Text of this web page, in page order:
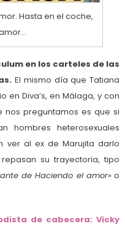
Hasta en el coche,
en los carteles de las
El mismo día que Tatiana
en Diva’s, en Málaga, y con
nos preguntamos es que si
hombres heterosexuales
ver al ex de Marujita darlo
su trayectoria, tipo
de Haciendo el amor» o
de cabecera: Vicky